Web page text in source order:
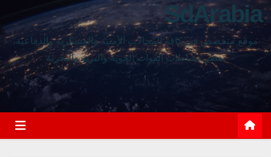
SdArabia
موقع متخصص في كافة المجالات الأمنية والعسكرية والدفاعية،
يغطي نشاطات القوات الجوية والبرية والبحرية